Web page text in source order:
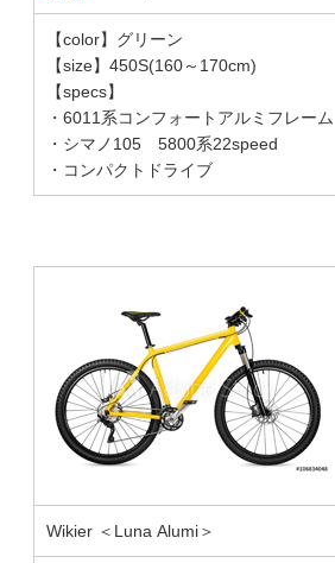
【color】グリーン
【size】450S(160～170cm)
【specs】
・6011系コンフォートアルミフレーム
・シマノ105 5800系22speed
・コンパクトドライブ
Wikier ＜Luna Alumi＞